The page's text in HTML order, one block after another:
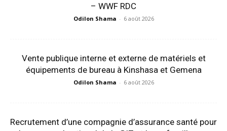
– WWF RDC
Odilon Shama - 6 août 2026
Vente publique interne et externe de matériels et
équipements de bureau à Kinshasa et Gemena
Odilon Shama - 6 août 2026
Recrutement d’une compagnie d’assurance santé pour